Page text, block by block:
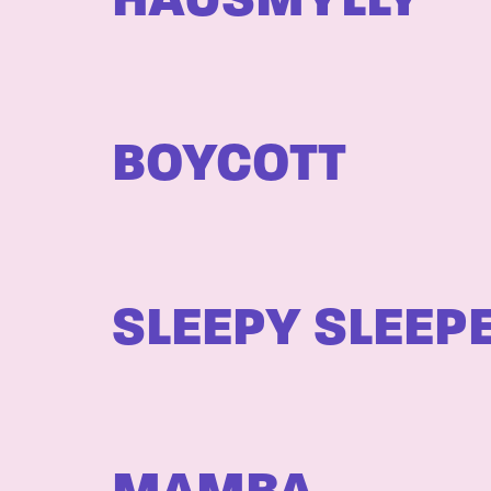
BOYCOTT
SLEEPY